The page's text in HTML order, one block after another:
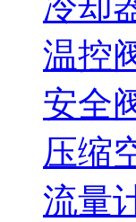
温控
安全
压缩
流量